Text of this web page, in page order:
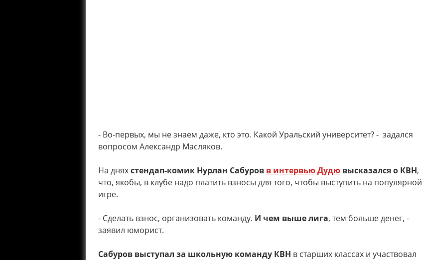
- Во-первых, мы не знаем даже, кто это. Какой Уральский университет? - задался
вопросом Александр Масляков.
На дняхстендап-комик Нурлан Сабуров в интервью Дудю высказался о КВН,
что, якобы, в клубе надо платить взносы для того, чтобы выступить на популярной
игре.
- Сделать взнос, организовать команду. И чем выше лига, тем больше денег, -
заявил юморист.
Сабуров выступал за школьную команду КВН в старших классах и участвовал